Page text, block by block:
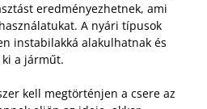
eredményezhetnek, ami
A nyári típusok
instabilakká alakulhatnak és
ki a járműt.
kell megtörténjen a csere az